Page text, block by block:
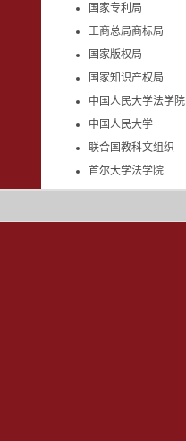
国家专利局
工商总局商标局
国家版权局
国家知识产权局
中国人民大学法学院
中国人民大学
联合国教科文组织
首尔大学法学院